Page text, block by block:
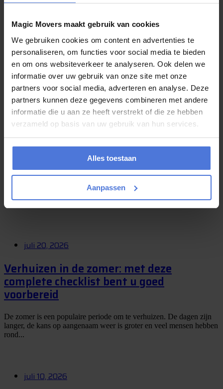
Magic Movers maakt gebruik van cookies
We gebruiken cookies om content en advertenties te
personaliseren, om functies voor social media te bieden
en om ons websiteverkeer te analyseren. Ook delen we
informatie over uw gebruik van onze site met onze
partners voor social media, adverteren en analyse. Deze
partners kunnen deze gegevens combineren met andere
informatie die u aan ze heeft verstrekt of die ze hebben
verzameld op basis van uw gebruik van hun services.
Alles toestaan
Aanpassen
Boek uw verhuizing in juli en maak kans
op een weekje Slagharen
Verhuizen is vaak een bijzonder moment. U krijgt de sleutel van een
nieuwe woning, begint aan een nieuwe periode of verhuist naar een
plek waar...
juli 24, 2026
Gaat u deze zomer verhuizen? Kies dan
voor Magic Movers!
Heeft u deze zomer een verhuizing op de planning staan maar weet
u niet waar u moet beginnen? Wij van Magic Movers kunnen u
hierbij...
juli 20, 2026
Verhuizen in de zomer: met deze
complete checklist bent u goed
voorbereid
De zomer is een populaire periode om te verhuizen. De dagen zijn
langer, de kans op aangenaam weer is groter en veel mensen hebben
rond...
juli 10, 2026